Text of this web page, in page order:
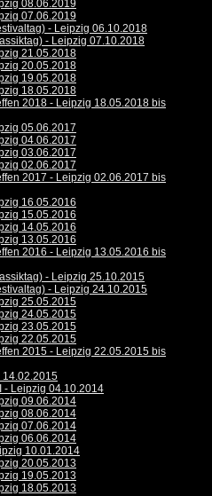
08.06.2019
07.06.2019
- Leipzig 06.10.2018
- Leipzig 07.10.2018
21.05.2018
20.05.2018
19.05.2018
18.05.2018
2018 - Leipzig 18.05.2018 bis
05.06.2017
04.06.2017
03.06.2017
02.06.2017
2017 - Leipzig 02.06.2017 bis
16.05.2016
15.05.2016
14.05.2016
13.05.2016
2016 - Leipzig 13.05.2016 bis
- Leipzig 25.10.2015
- Leipzig 24.10.2015
25.05.2015
24.05.2015
23.05.2015
22.05.2015
2015 - Leipzig 22.05.2015 bis
14.02.2015
- Leipzig 04.10.2014
09.06.2014
08.06.2014
07.06.2014
06.06.2014
10.01.2014
20.05.2013
19.05.2013
18.05.2013